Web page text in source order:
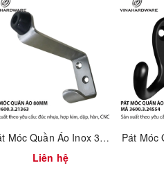
Pát Móc Quần Áo Inox 304 Không Rỉ Tích Hợp Chặn Cửa – Dài 80mm | Mã 3600.3.21363
Liên hệ